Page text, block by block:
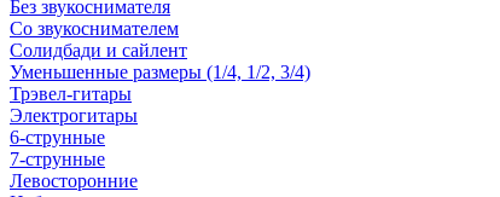
Без звукоснимателя
Со звукоснимателем
Солидбади и сайлент
Уменьшенные размеры (1/4, 1/2, 3/4)
Трэвел-гитары
Электрогитары
6-струнные
7-струнные
Левосторонние